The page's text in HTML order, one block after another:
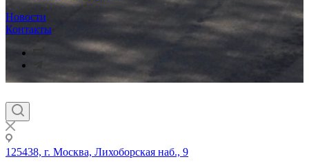
Новости
Контакты
125438, г. Москва, Лихоборская наб., 9